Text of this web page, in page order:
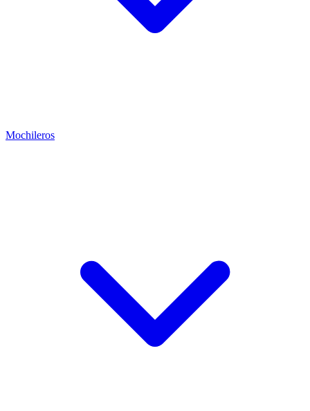
Mochileros